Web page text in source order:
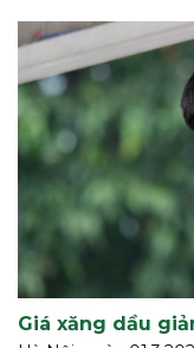
Giá xăng dầu